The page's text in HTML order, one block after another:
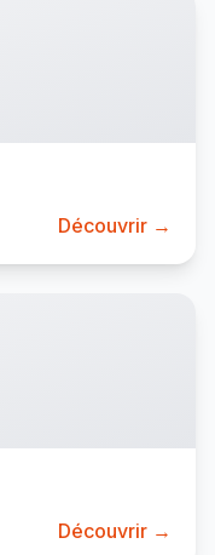
Découvrir →
Découvrir →